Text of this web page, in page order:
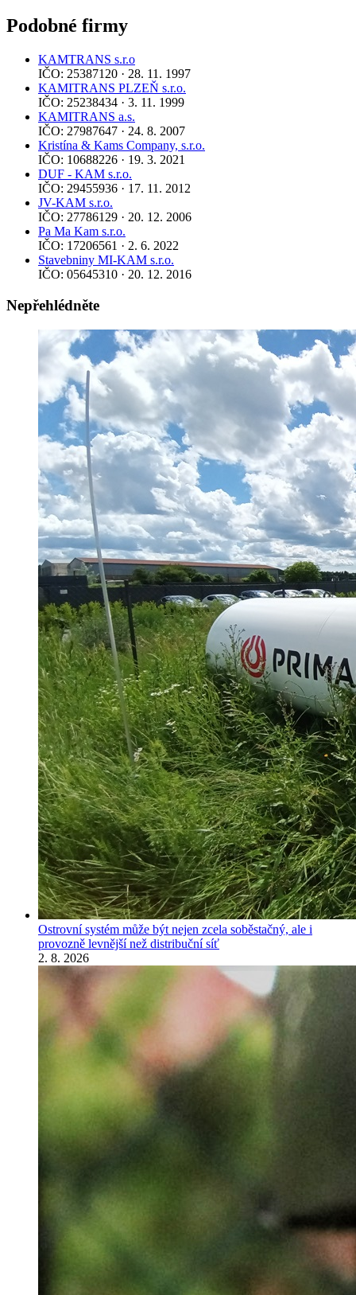
Podobné firmy
KAMTRANS s.r.o
IČO: 25387120 · 28. 11. 1997
KAMITRANS PLZEŇ s.r.o.
IČO: 25238434 · 3. 11. 1999
KAMITRANS a.s.
IČO: 27987647 · 24. 8. 2007
Kristína & Kams Company, s.r.o.
IČO: 10688226 · 19. 3. 2021
DUF - KAM s.r.o.
IČO: 29455936 · 17. 11. 2012
JV-KAM s.r.o.
IČO: 27786129 · 20. 12. 2006
Pa Ma Kam s.r.o.
IČO: 17206561 · 2. 6. 2022
Stavebniny MI-KAM s.r.o.
IČO: 05645310 · 20. 12. 2016
Nepřehlédněte
Ostrovní systém může být nejen zcela soběstačný, ale i
provozně levnější než distribuční síť
2. 8. 2026